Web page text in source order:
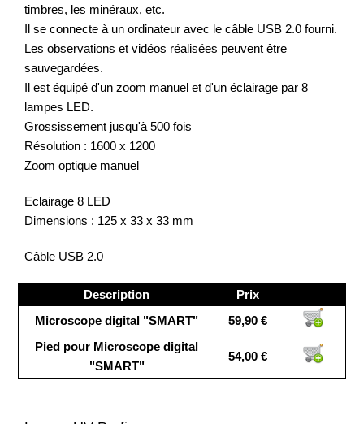
timbres, les minéraux, etc.
Il se connecte à un ordinateur avec le câble USB 2.0 fourni.
Les observations et vidéos réalisées peuvent être
sauvegardées.
Il est équipé d'un zoom manuel et d'un éclairage par 8
lampes LED.
Grossissement jusqu'à 500 fois
Résolution : 1600 x 1200
Zoom optique manuel
Eclairage 8 LED
Dimensions : 125 x 33 x 33 mm
Câble USB 2.0
Description
Prix
Microscope digital "SMART"
59,90 €
Pied pour Microscope digital
"SMART"
54,00 €